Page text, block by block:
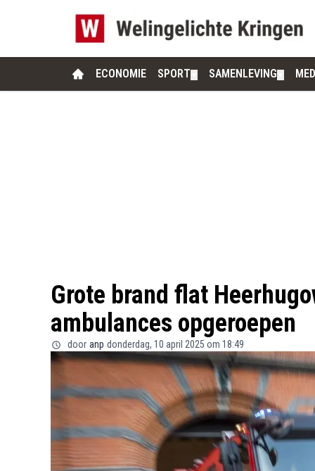
ECONOMIE SPORT SAMENLEVING
Grote brand flat
ambulances opgeroepen
door anp donderdag, 10 april 2025 om 18:49